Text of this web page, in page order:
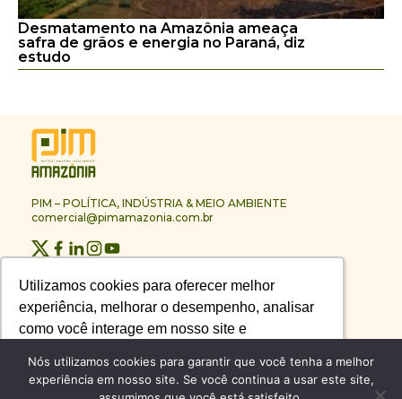
Utilizamos cookies para oferecer melhor
experiência, melhorar o desempenho, analisar
como você interage em nosso site e
Utilizamos cookies para oferecer melhor
experiência, melhorar o desempenho, analisar
como você interage em nosso site e
Desmatamento na Amazônia ameaça
safra de grãos e energia no Paraná, diz
estudo
PIM – POLÍTICA, INDÚSTRIA & MEIO AMBIENTE
comercial@pimamazonia.com.br
Contato
Publicidade
Melhores Empresas
Circuito PIM Amazônia
Nós utilizamos cookies para garantir que você tenha a melhor
experiência em nosso site. Se você continua a usar este site,